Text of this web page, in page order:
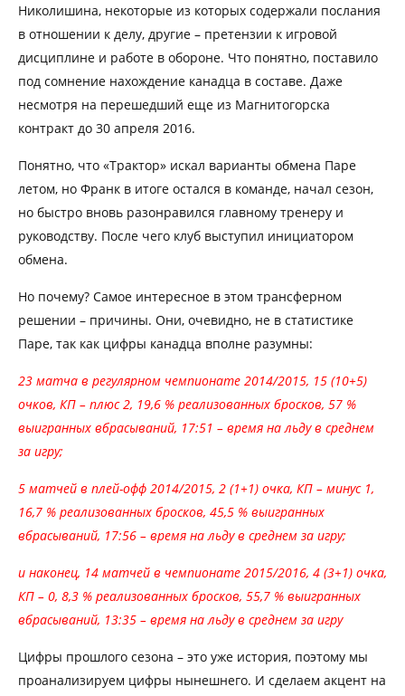
Николишина, некоторые из которых содержали послания
в отношении к делу, другие – претензии к игровой
дисциплине и работе в обороне. Что понятно, поставило
под сомнение нахождение канадца в составе. Даже
несмотря на перешедший еще из Магнитогорска
контракт до 30 апреля 2016.
Понятно, что «Трактор» искал варианты обмена Паре
летом, но Франк в итоге остался в команде, начал сезон,
но быстро вновь разонравился главному тренеру и
руководству. После чего клуб выступил инициатором
обмена.
Но почему? Самое интересное в этом трансферном
решении – причины. Они, очевидно, не в статистике
Паре, так как цифры канадца вполне разумны:
23 матча в регулярном чемпионате 2014/2015, 15 (10+5)
очков, КП – плюс 2, 19,6 % реализованных бросков, 57 %
выигранных вбрасываний, 17:51 – время на льду в среднем
за игру;
5 матчей в плей-офф 2014/2015, 2 (1+1) очка, КП – минус 1,
16,7 % реализованных бросков, 45,5 % выигранных
вбрасываний, 17:56 – время на льду в среднем за игру;
и наконец, 14 матчей в чемпионате 2015/2016, 4 (3+1) очка,
КП – 0, 8,3 % реализованных бросков, 55,7 % выигранных
вбрасываний, 13:35 – время на льду в среднем за игру
Цифры прошлого сезона – это уже история, поэтому мы
проанализируем цифры нынешнего. И сделаем акцент на